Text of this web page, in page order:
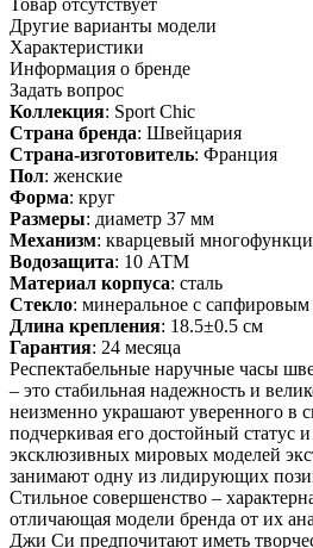
Товар отсутствует
Другие варианты модели
Характеристики
Информация о бренде
Задать вопрос
Коллекция: Sport Chic
Страна бренда: Швейцария
Страна-изготовитель: Франция
Пол: женские
Форма: круг
Размеры: диаметр 37 мм
Механизм: кварцевый
Водозащита: 10 АТМ
Материал корпуса: сталь
Стекло: минеральное с
Длина крепления: 18.5±0.5 см
Гарантия: 24 месяца
Респектабельные наручные часы
– это стабильная надежность и
неизменно украшают уверенного в
подчеркивая его достойный статус
эксклюзивных мировых моделей
занимают одну из лидирующих
Стильное совершенство –
отличающая модели бренда от их
Джи Си предпочитают иметь